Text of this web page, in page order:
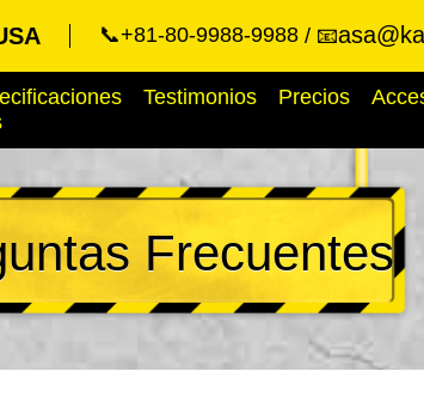
📞+81-80-9988-9988 📧
Testimonios Precios
Frecuentes